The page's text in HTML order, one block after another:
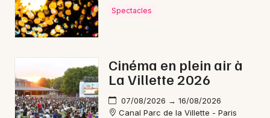
Spectacles
Cinéma en plein air à
La Villette 2026
07/08/2026 → 16/08/2026
Canal Parc de la Villette - Paris